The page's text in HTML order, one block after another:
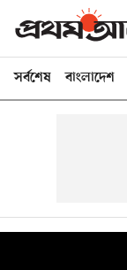
সর্বশেষ বাংলাদেশ